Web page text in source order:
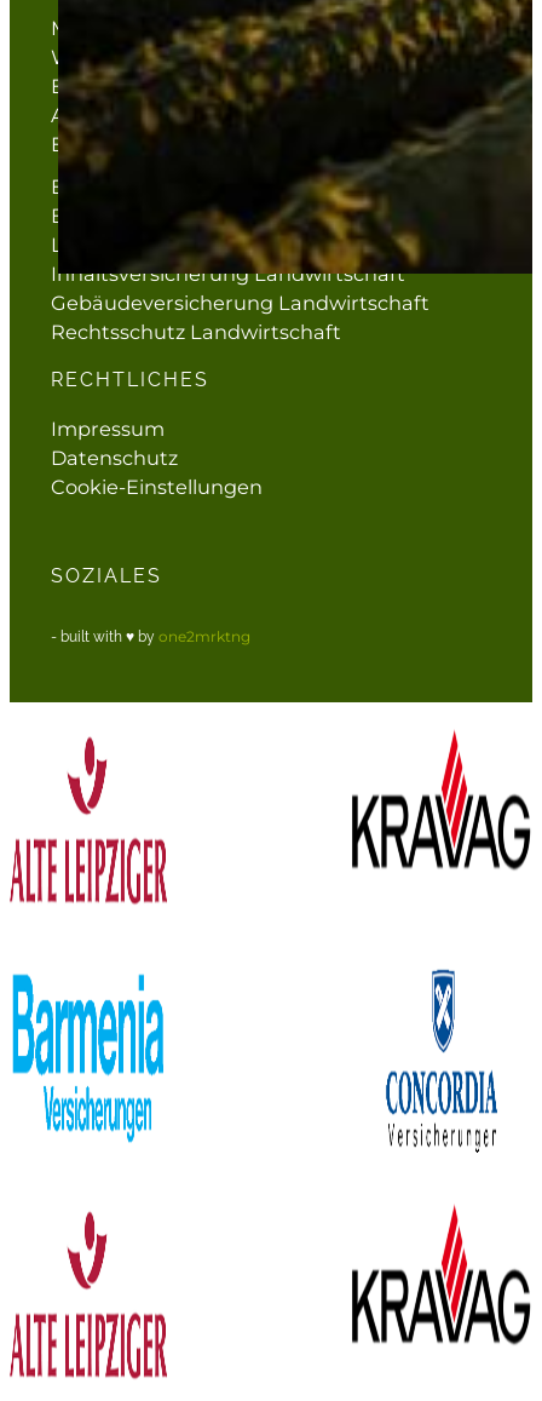
Maschinenversicherung
Waldversicherung
Biogasanlagenversicherung
Altersvorsorge Landwirtschaft
Ernteausfallversicherung
Elementarversicherung
Berufsunfähigkeitsversicherung
Landwirtschaft
Inhaltsversicherung Landwirtschaft
Gebäudeversicherung Landwirtschaft
Rechtsschutz Landwirtschaft
RECHTLICHES
Impressum
Datenschutz
Cookie-Einstellungen
SOZIALES
- built with ♥ by one2mrktng